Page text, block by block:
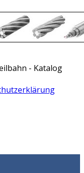
- Katalog